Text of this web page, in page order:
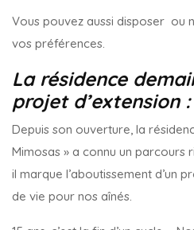
Vous pouvez aussi disposer ou
vos préférences.
La résidence
projet d’extension :
Depuis son ouverture, la
Mimosas » a connu un parcours
il marque l’aboutissement d’un
de vie pour nos aînés.